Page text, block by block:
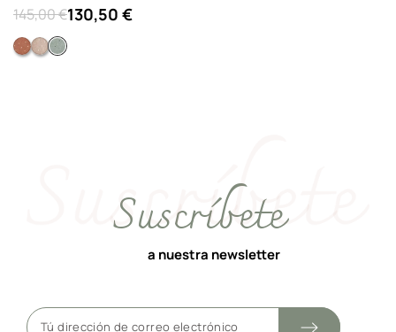
145,00 €130,50 €
Castaño
RosaAzul Salvia
Suscríbete
a nuestra newsletter